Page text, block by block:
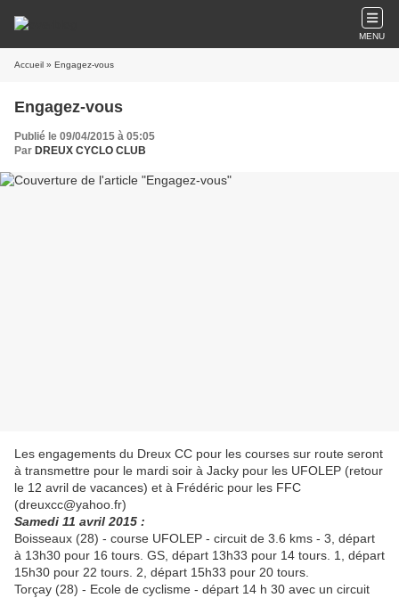
MENU
Accueil » Engagez-vous
Engagez-vous
Publié le 09/04/2015 à 05:05
Par DREUX CYCLO CLUB
Les engagements du Dreux CC pour les courses sur route seront
à transmettre pour le mardi soir à Jacky pour les UFOLEP (retour
le 12 avril de vacances) et à Frédéric pour les FFC
(dreuxcc@yahoo.fr)
Samedi 11 avril 2015 :
Boisseaux (28) - course UFOLEP - circuit de 3.6 kms - 3, départ
à 13h30 pour 16 tours. GS, départ 13h33 pour 14 tours. 1, départ
15h30 pour 22 tours. 2, départ 15h33 pour 20 tours.
Torçay (28) - Ecole de cyclisme - départ 14 h 30 avec un circuit